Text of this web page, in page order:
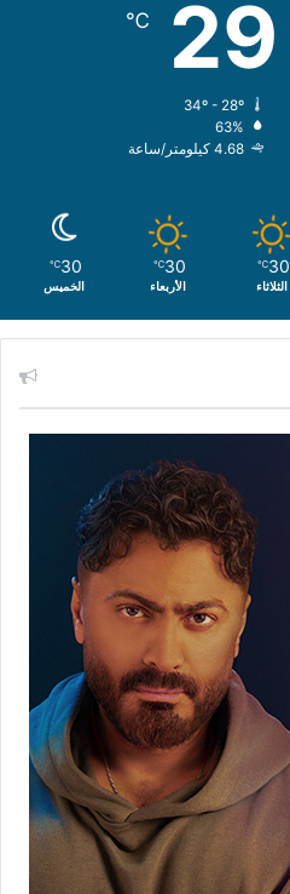
29
℃
63%
4.68 كيلومتر/ساعة
30
℃
الثلاثاء
30
℃
الأربعاء
30
℃
الخميس